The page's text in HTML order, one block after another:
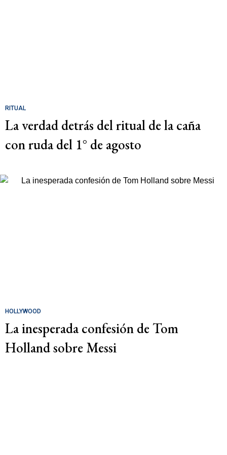
RITUAL
La verdad detrás del ritual de la caña
con ruda del 1° de agosto
HOLLYWOOD
La inesperada confesión de Tom
Holland sobre Messi